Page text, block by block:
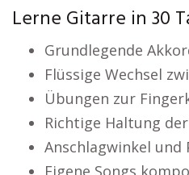
Lerne Gitarre in 30
Grundlegende
Flüssige Wechsel
Übungen zur
Richtige Haltung
Anschlagwinkel
Eigene Songs